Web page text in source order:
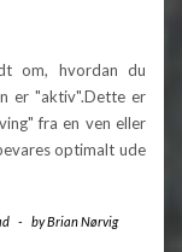
om, hvordan du
er "aktiv".Dette er
fra en ven eller
optimalt ude
- byBrian Nørvig